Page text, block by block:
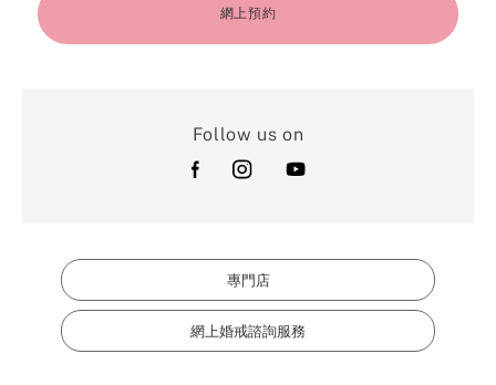
網上預約
Follow us on
專門店
網上婚戒諮詢服務